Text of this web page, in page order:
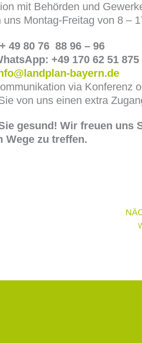
mit Behörden und
uns Montag-Freitag von 8 –
49 80 76 88 96 – 96
+49 170 62 51 875
bayern.de
via Konferenz
von uns einen extra
gesund! Wir freuen uns
Wege zu treffen.